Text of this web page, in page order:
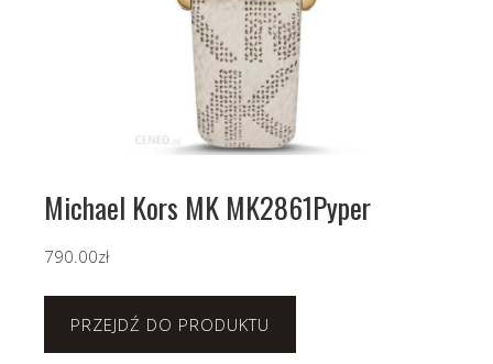
Michael Kors MK MK2861Pyper
790.00zł
PRZEJDŹ DO PRODUKTU